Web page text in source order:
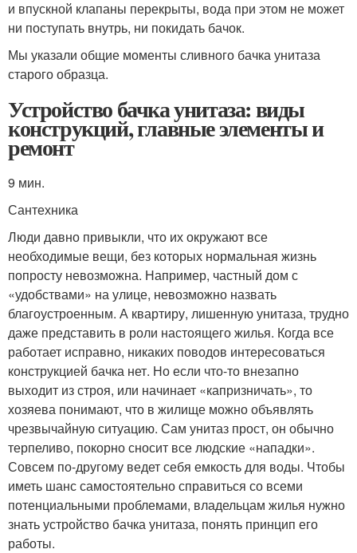
и впускной клапаны перекрыты, вода при этом не может
ни поступать внутрь, ни покидать бачок.
Мы указали общие моменты сливного бачка унитаза
старого образца.
Устройство бачка унитаза: виды
конструкций, главные элементы и
ремонт
9 мин.
Сантехника
Люди давно привыкли, что их окружают все
необходимые вещи, без которых нормальная жизнь
попросту невозможна. Например, частный дом с
«удобствами» на улице, невозможно назвать
благоустроенным. А квартиру, лишенную унитаза, трудно
даже представить в роли настоящего жилья. Когда все
работает исправно, никаких поводов интересоваться
конструкцией бачка нет. Но если что-то внезапно
выходит из строя, или начинает «капризничать», то
хозяева понимают, что в жилище можно объявлять
чрезвычайную ситуацию. Сам унитаз прост, он обычно
терпеливо, покорно сносит все людские «нападки».
Совсем по-другому ведет себя емкость для воды. Чтобы
иметь шанс самостоятельно справиться со всеми
потенциальными проблемами, владельцам жилья нужно
знать устройство бачка унитаза, понять принцип его
работы.